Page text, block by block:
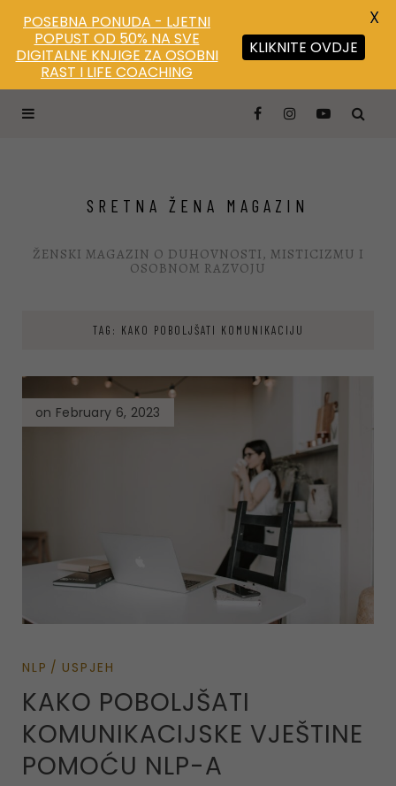
SRETNA ŽENA MAGAZIN
ŽENSKI MAGAZIN O DUHOVNOSTI, MISTICIZMU I
OSOBNOM RAZVOJU
TAG: KAKO POBOLJŠATI KOMUNIKACIJU
on February 6, 2023
NLP USPJEH
KAKO POBOLJŠATI
KOMUNIKACIJSKE VJEŠTINE
POMOĆU NLP-A
POSEBNA PONUDA - LJETNI
POPUST OD 50% NA SVE
DIGITALNE KNJIGE ZA OSOBNI
RAST I LIFE COACHING
KLIKNITE OVDJE
X